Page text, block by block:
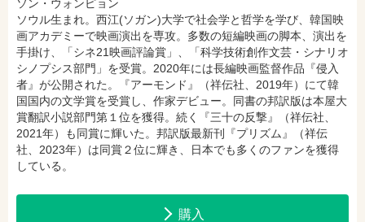
ソン・ウォンピョン
ソウル生まれ。西江(ソガン)大学で社会学と哲学を学び、韓国映
画アカデミーで映画演出を専攻。多数の短編映画の脚本、演出を
手掛け、「シネ21映画評論賞」、「科学技術創作文芸・シナリオ
シノプシス部門」を受賞。2020年には長編映画監督作品『侵入
者』が公開された。『アーモンド』（祥伝社、2019年）にて韓
国国内の文学賞を受賞し、作家デビュー。同書の邦訳版は本屋大
賞翻訳小説部門第１位を獲得。続く『三十の反撃』（祥伝社、
2021年）も同賞に輝いた。邦訳版最新刊『プリズム』（祥伝
社、2023年）は同賞２位に輝き、日本でも多くのファンを獲得
している。
購入